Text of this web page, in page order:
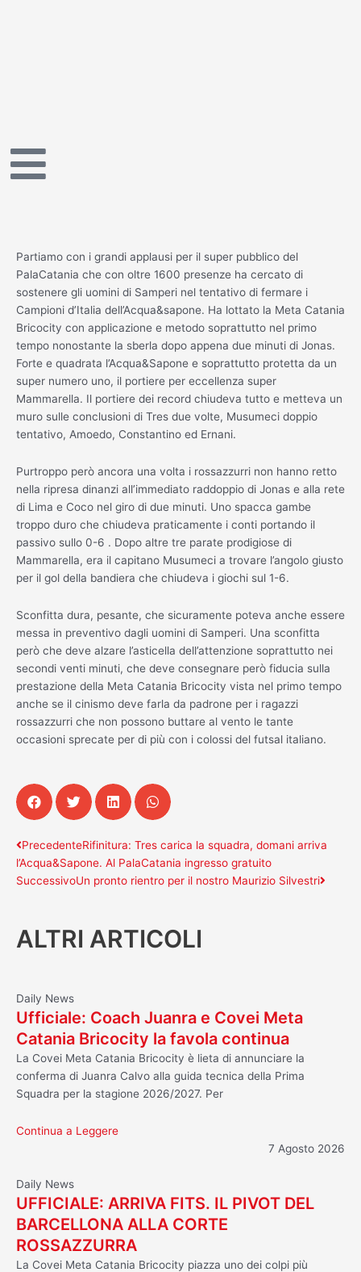
Partiamo con i grandi applausi per il super pubblico del
PalaCatania che con oltre 1600 presenze ha cercato di
sostenere gli uomini di Samperi nel tentativo di fermare i
Campioni d’Italia dell’Acqua&sapone. Ha lottato la Meta Catania
Bricocity con applicazione e metodo soprattutto nel primo
tempo nonostante la sberla dopo appena due minuti di Jonas.
Forte e quadrata l’Acqua&Sapone e soprattutto protetta da un
super numero uno, il portiere per eccellenza super
Mammarella. Il portiere dei record chiudeva tutto e metteva un
muro sulle conclusioni di Tres due volte, Musumeci doppio
tentativo, Amoedo, Constantino ed Ernani.
Purtroppo però ancora una volta i rossazzurri non hanno retto
nella ripresa dinanzi all’immediato raddoppio di Jonas e alla rete
di Lima e Coco nel giro di due minuti. Uno spacca gambe
troppo duro che chiudeva praticamente i conti portando il
passivo sullo 0-6 . Dopo altre tre parate prodigiose di
Mammarella, era il capitano Musumeci a trovare l’angolo giusto
per il gol della bandiera che chiudeva i giochi sul 1-6.
Sconfitta dura, pesante, che sicuramente poteva anche essere
messa in preventivo dagli uomini di Samperi. Una sconfitta
però che deve alzare l’asticella dell’attenzione soprattutto nei
secondi venti minuti, che deve consegnare però fiducia sulla
prestazione della Meta Catania Bricocity vista nel primo tempo
anche se il cinismo deve farla da padrone per i ragazzi
rossazzurri che non possono buttare al vento le tante
occasioni sprecate per di più con i colossi del futsal italiano.
Precedente
PrecedenteRifinitura: Tres carica la squadra, domani arriva
l’Acqua&Sapone. Al PalaCatania ingresso gratuito
SuccessivoUn pronto rientro per il nostro Maurizio Silvestri
ALTRI ARTICOLI
Daily News
Ufficiale: Coach Juanra e Covei Meta
Catania Bricocity la favola continua
La Covei Meta Catania Bricocity è lieta di annunciare la
conferma di Juanra Calvo alla guida tecnica della Prima
Squadra per la stagione 2026/2027. Per
Continua a Leggere
7 Agosto 2026
Daily News
UFFICIALE: ARRIVA FITS. IL PIVOT DEL
BARCELLONA ALLA CORTE
ROSSAZZURRA
La Covei Meta Catania Bricocity piazza uno dei colpi più